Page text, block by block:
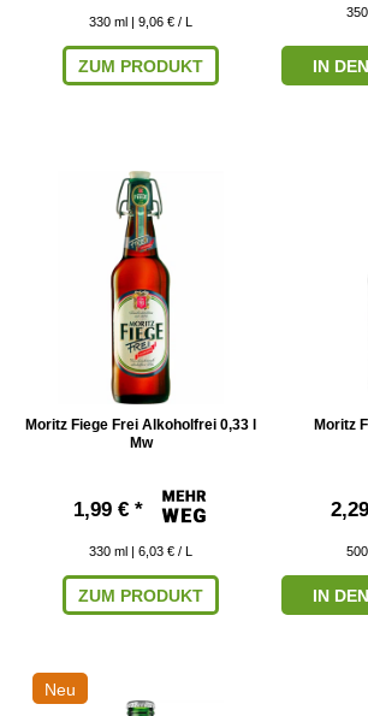
330 ml | 9,06 € / L
ZUM PRODUKT
350
IN
Moritz Fiege Frei Alkoholfrei 0,33 l
Mw
1,99 € *
330 ml | 6,03 € / L
ZUM PRODUKT
Moritz
500
IN
Neu